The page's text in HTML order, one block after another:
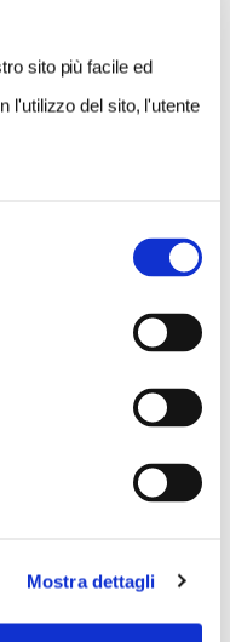
sito più facile ed
l'utilizzo del sito, l'utente
Mostra dettagli